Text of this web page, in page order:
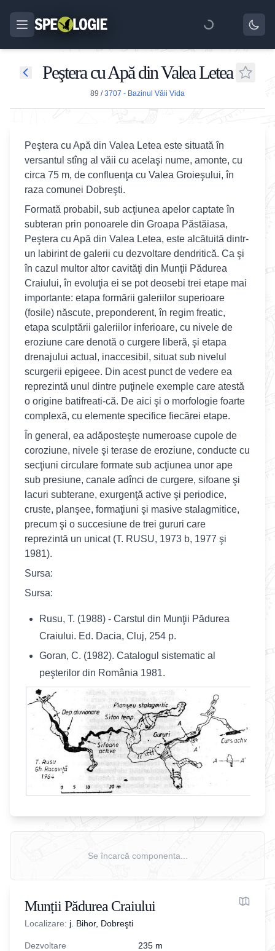
Peştera cu Apă din Valea Letea
89 /3707 - Bazinul Văii Vida
Peştera cu Apă din Valea Letea este situată în
versantul stîng al văii cu acelaşi nume, amonte, cu
circa 75 m, de confluenţa cu Valea Groieşului, în
raza comunei Dobreşti.
Formată probabil, sub acţiunea apelor captate în
subteran prin ponoarele din Groapa Păstăiasa,
Peştera cu Apă din Valea Letea, este alcătuită dintr-
un labirint de galerii cu dezvoltare dendritică. Ca şi
în cazul multor altor cavităţi din Munţii Pădurea
Craiului, în evoluţia ei se pot deosebi trei etape mai
importante: etapa formării galeriilor superioare
(fosile) născute, preponderent, în regim freatic,
etapa sculptării galeriilor inferioare, cu nivele de
eroziune care denotă o curgere liberă, şi etapa
drenajului actual, inaccesibil, situat sub nivelul
scurgerii epigeee. Din acest punct de vedere ea
reprezintă unul dintre puţinele exemple care atestă
o origine batifreati-că. De aici şi o morfologie foarte
complexă, cu elemente specifice fiecărei etape.
În general, ea adăposteşte numeroase cupole de
coroziune, nivele şi terase de eroziune, conducte cu
secţiuni circulare formate sub acţiunea unor ape
sub presiune, canale adînci de curgere, sifoane şi
lacuri subterane, exurgenţă active şi periodice,
cruste, planşee, formaţiuni şi masive stalagmitice,
precum şi o succesiune de trei gururi care
reprezintă un unicat (T. RUSU, 1973 b, 1977 şi
1981).
Sursa:
Sursa:
Rusu, T. (1988) - Carstul din Munţii Pădurea
Craiului. Ed. Dacia, Cluj, 254 p.
Goran, C. (1982). Catalogul sistematic al
peşterilor din România 1981.
Se încarcă componenta...
Munții Pădurea Craiului
Localizare: j. Bihor, Dobreşti
Dezvoltare 235 m